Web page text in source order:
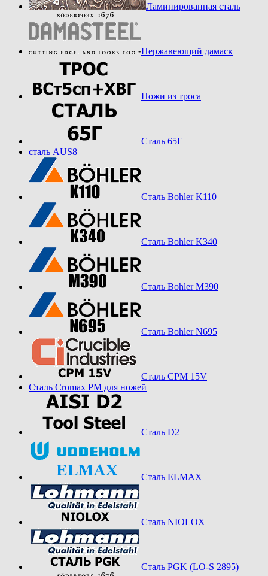
Ламинированная сталь
Нержавеющий дамаск
Ножи из троса
Сталь 65Г
сталь AUS8
Сталь Bohler K110
Сталь Bohler K340
Сталь Bohler M390
Сталь Bohler N695
Сталь CPM 15V
Сталь Cromax PM для ножей
Сталь D2
Сталь ELMAX
Сталь NIOLOX
Сталь PGK (LO-S 2895)